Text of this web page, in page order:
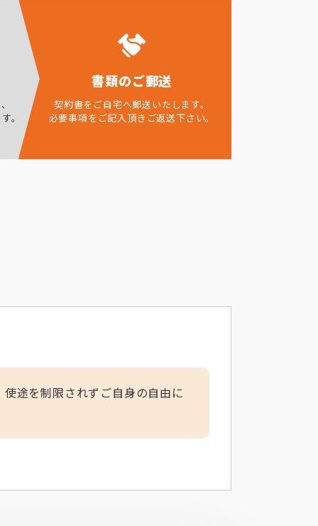
。
書類のご郵送
契約書をご自宅へ郵送いたします。
必要事項をご記入頂きご返送下さい。
途を制限されずご自身の自由に